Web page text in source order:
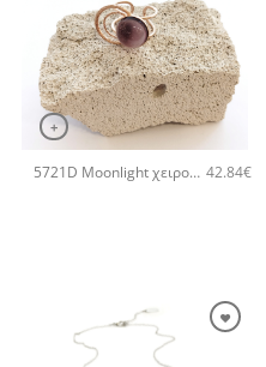
+
5721D Moonlight χειροποίητο δαχτυλιδι Catherine bijoux Μωβ 42.84€